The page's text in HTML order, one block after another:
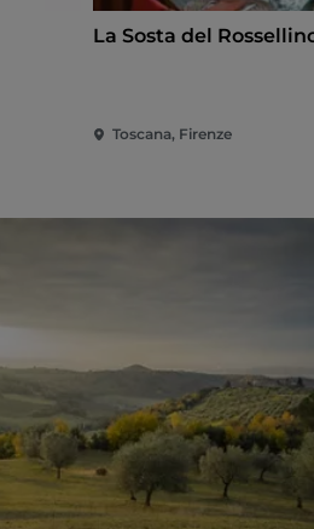
La Sosta del
Toscana, Firenze